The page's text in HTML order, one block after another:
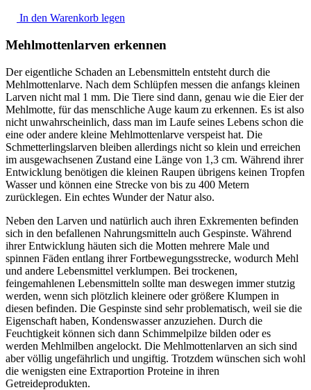
In den Warenkorb legen
Mehlmottenlarven erkennen
Der eigentliche Schaden an Lebensmitteln entsteht durch die
Mehlmottenlarve. Nach dem Schlüpfen messen die anfangs kleinen
Larven nicht mal 1 mm. Die Tiere sind dann, genau wie die Eier der
Mehlmotte, für das menschliche Auge kaum zu erkennen. Es ist also
nicht unwahrscheinlich, dass man im Laufe seines Lebens schon die
eine oder andere kleine Mehlmottenlarve verspeist hat. Die
Schmetterlingslarven bleiben allerdings nicht so klein und erreichen
im ausgewachsenen Zustand eine Länge von 1,3 cm. Während ihrer
Entwicklung benötigen die kleinen Raupen übrigens keinen Tropfen
Wasser und können eine Strecke von bis zu 400 Metern
zurücklegen. Ein echtes Wunder der Natur also.
Neben den Larven und natürlich auch ihren Exkrementen befinden
sich in den befallenen Nahrungsmitteln auch Gespinste. Während
ihrer Entwicklung häuten sich die Motten mehrere Male und
spinnen Fäden entlang ihrer Fortbewegungsstrecke, wodurch Mehl
und andere Lebensmittel verklumpen. Bei trockenen,
feingemahlenen Lebensmitteln sollte man deswegen immer stutzig
werden, wenn sich plötzlich kleinere oder größere Klumpen in
diesen befinden. Die Gespinste sind sehr problematisch, weil sie die
Eigenschaft haben, Kondenswasser anzuziehen. Durch die
Feuchtigkeit können sich dann Schimmelpilze bilden oder es
werden Mehlmilben angelockt. Die Mehlmottenlarven an sich sind
aber völlig ungefährlich und ungiftig. Trotzdem wünschen sich wohl
die wenigsten eine Extraportion Proteine in ihren
Getreideprodukten.